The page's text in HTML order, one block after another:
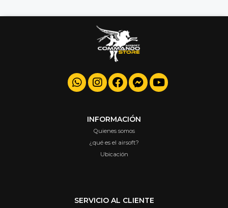
INFORMACIÓN
Quienes somos
¿qué es el airsoft?
Ubicación
SERVICIO AL CLIENTE